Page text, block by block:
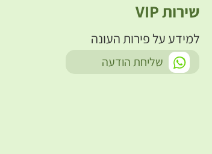
שירות VIP
למידע על פירות העונה
שליחת הודעה -